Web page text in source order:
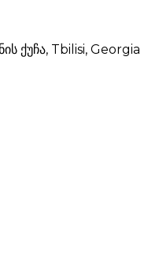
ქუჩა, Tbilisi, Georgia